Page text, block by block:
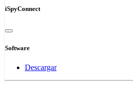
iSpyConnect
Software
Descargar